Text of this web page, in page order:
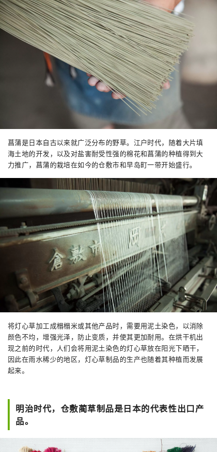
地区！
菖蒲是日本自古以来就广泛分布的野草。江户时代，随着大片填
海土地的开发，以及对盐害耐受性强的棉花和菖蒲的种植得到大
力推广，菖蒲的栽培在如今的仓敷市和早岛町一带开始盛行。
将灯心草加工成榻榻米或其他产品时，需要用泥土染色，以消除
颜色不均，增强光泽，防止变质，并使其更加耐用。在烘干机出
现之前的时代，人们会将用泥土染色的灯心草放在阳光下晒干，
因此在雨水稀少的地区，灯心草制品的生产也随着其种植而发展
起来。
明治时代，仓敷蔺草制品是日本的代表性出口产
品。